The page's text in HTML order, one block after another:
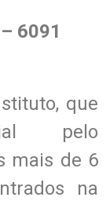
6091
que
pelo
mais de 6
na